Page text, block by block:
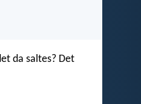
da saltes? Det